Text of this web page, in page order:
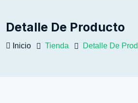
Detalle De Producto
Inicio Tienda Detalle De